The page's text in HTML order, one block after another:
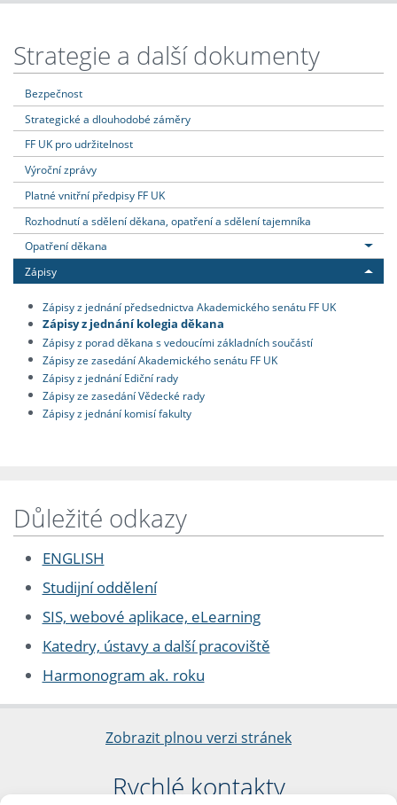
Strategie a další dokumenty
Bezpečnost
Strategické a dlouhodobé záměry
FF UK pro udržitelnost
Výroční zprávy
Platné vnitřní předpisy FF UK
Rozhodnutí a sdělení děkana, opatření a sdělení tajemníka
Opatření děkana
Zápisy
Zápisy z jednání předsednictva Akademického senátu FF UK
Zápisy z jednání kolegia děkana
Zápisy z porad děkana s vedoucími základních součástí
Zápisy ze zasedání Akademického senátu FF UK
Zápisy z jednání Ediční rady
Zápisy ze zasedání Vědecké rady
Zápisy z jednání komisí fakulty
Důležité odkazy
ENGLISH
Studijní oddělení
SIS, webové aplikace, eLearning
Katedry, ústavy a další pracoviště
Harmonogram ak. roku
Zobrazit plnou verzi stránek
Rychlé kontakty